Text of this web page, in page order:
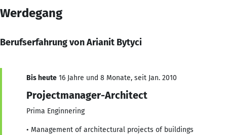
Werdegang
Berufserfahrung von Arianit Bytyci
Bis heute 16 Jahre und 8 Monate, seit Jan. 2010
Projectmanager-Architect
Prima Enginnering
• Management of architectural projects of buildings